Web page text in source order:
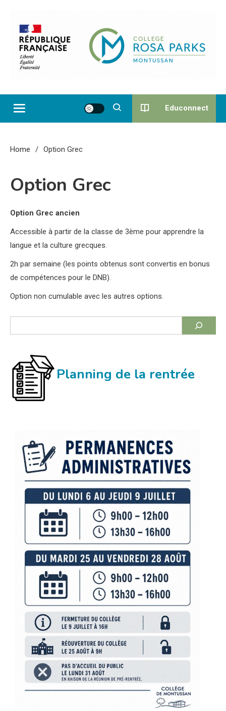
content
Collège Rosa Parks de
Montussan
Educonnect
Home Option Grec
Option Grec
Option Grec ancien
Accessible à partir de la classe de 3ème pour apprendre la
langue et la culture grecques.
2h par semaine (les points obtenus sont convertis en bonus
de compétences pour le DNB).
Option non cumulable avec les autres options.
Planning de la rentrée